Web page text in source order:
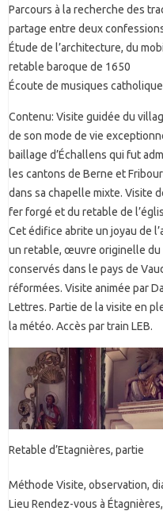
Parcours à la recherche des
partage entre deux
Étude de l’architecture, du
retable baroque de 1650
Écoute de musiques
Contenu: Visite guidée du
de son mode de vie
baillage d’Échallens qui fut
les cantons de Berne et
dans sa chapelle mixte. Visite
fer forgé et du retable de
Cet édifice abrite un joyau de
un retable, œuvre originelle du
conservés dans le pays de
réformées. Visite animée par
Lettres. Partie de la visite en
la météo. Accès par train LEB.
Retable d’Etagnières, partie
Méthode Visite, observation,
Lieu Rendez-vous à